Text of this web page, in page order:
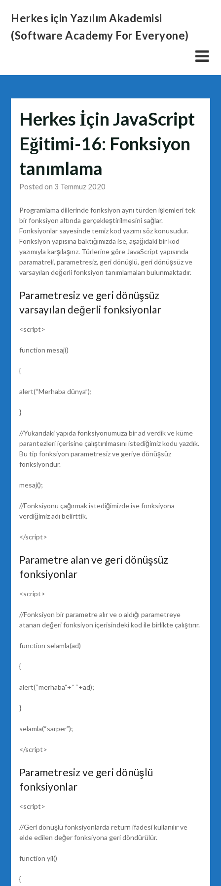
content
Herkes için Yazılım Akademisi
(Software Academy For Everyone)
Herkes İçin JavaScript
Eğitimi-16: Fonksiyon
tanımlama
Posted on 3 Temmuz 2020
Programlama dillerinde fonksiyon aynı türden işlemleri tek
bir fonksiyon altında gerçekleştirilmesini sağlar.
Fonksiyonlar sayesinde temiz kod yazımı söz konusudur.
Fonksiyon yapısına baktığımızda ise, aşağıdaki bir kod
yazımıyla karşılaşırız. Türlerine göre JavaScript yapısında
paramatreli, parametresiz, geri dönüşlü, geri dönüşsüz ve
varsayılan değerli fonksiyon tanımlamaları bulunmaktadır.
Parametresiz ve geri dönüşsüz
varsayılan değerli fonksiyonlar
<script>
function mesaj()
{
alert(“Merhaba dünya”);
}
//Yukarıdaki yapıda fonksiyonumuza bir ad verdik ve küme
parantezleri içerisine çalıştırılmasını istediğimiz kodu yazdık.
Bu tip fonksiyon parametresiz ve geriye dönüşsüz
fonksiyondur.
mesaj();
//Fonksiyonu çağırmak istediğimizde ise fonksiyona
verdiğimiz adı belirttik.
</script>
Parametre alan ve geri dönüşsüz
fonksiyonlar
<script>
//Fonksiyon bir parametre alır ve o aldığı parametreye
atanan değeri fonksiyon içerisindeki kod ile birlikte çalıştırır.
function selamla(ad)
{
alert(“merhaba”+” “+ad);
}
selamla(“sarper”);
</script>
Parametresiz ve geri dönüşlü
fonksiyonlar
<script>
//Geri dönüşlü fonksiyonlarda return ifadesi kullanılır ve
elde edilen değer fonksiyona geri döndürülür.
function yil()
{